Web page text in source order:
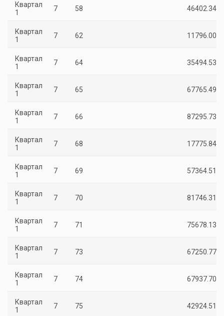
Квартал
1
7 58 46402.34
Квартал
1
7 62 11796.00
Квартал
1
7 64 35494.53
Квартал
1
7 65 67765.49
Квартал
1
7 66 87295.73
Квартал
1
7 68 17775.84
Квартал
1
7 69 57364.51
Квартал
1
7 70 81746.31
Квартал
1
7 71 75678.13
Квартал
1
7 73 67250.77
Квартал
1
7 74 67937.70
Квартал
1
7 75 42924.51